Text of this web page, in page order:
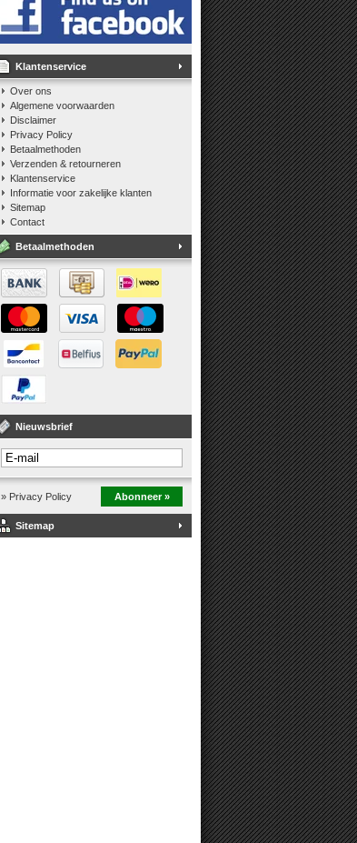
Klantenservice
Over ons
Algemene voorwaarden
Disclaimer
Privacy Policy
Betaalmethoden
Verzenden & retourneren
Klantenservice
Informatie voor zakelijke klanten
Sitemap
Contact
Betaalmethoden
Nieuwsbrief
» Privacy Policy Abonneer »
Sitemap